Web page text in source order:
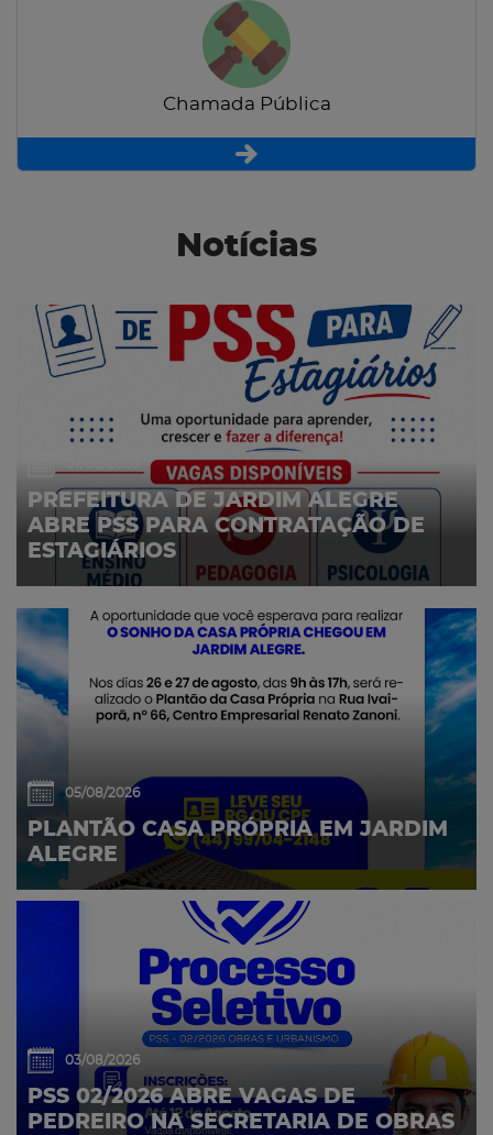
Chamada Pública
Notícias
PREFEITURA DE JARDIM ALEGRE
ABRE PSS PARA CONTRATAÇÃO DE
ESTAGIÁRIOS
05/08/2026
PLANTÃO CASA PRÓPRIA EM JARDIM
ALEGRE
03/08/2026
PSS 02/2026 ABRE VAGAS DE
PEDREIRO NA SECRETARIA DE OBRAS